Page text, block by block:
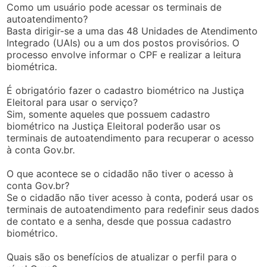
Como um usuário pode acessar os terminais de
autoatendimento?
Basta dirigir-se a uma das 48 Unidades de Atendimento
Integrado (UAIs) ou a um dos postos provisórios. O
processo envolve informar o CPF e realizar a leitura
biométrica.
É obrigatório fazer o cadastro biométrico na Justiça
Eleitoral para usar o serviço?
Sim, somente aqueles que possuem cadastro
biométrico na Justiça Eleitoral poderão usar os
terminais de autoatendimento para recuperar o acesso
à conta Gov.br.
O que acontece se o cidadão não tiver o acesso à
conta Gov.br?
Se o cidadão não tiver acesso à conta, poderá usar os
terminais de autoatendimento para redefinir seus dados
de contato e a senha, desde que possua cadastro
biométrico.
Quais são os benefícios de atualizar o perfil para o